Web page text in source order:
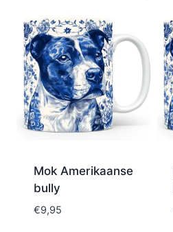
Mok Amerikaanse
bully
€9,95